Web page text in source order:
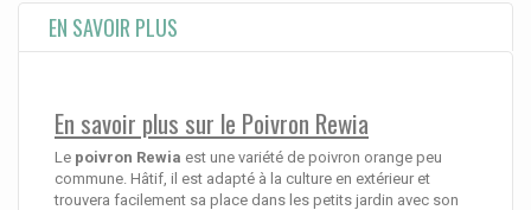
EN SAVOIR PLUS
En savoir plus sur le Poivron Rewia
Le poivron Rewia est une variété de poivron orange peu
commune. Hâtif, il est adapté à la culture en extérieur et
trouvera facilement sa place dans les petits jardin avec son